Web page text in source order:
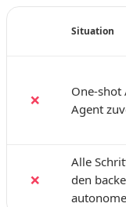
Situation
❌
One-shot
Agent
❌
Alle
den